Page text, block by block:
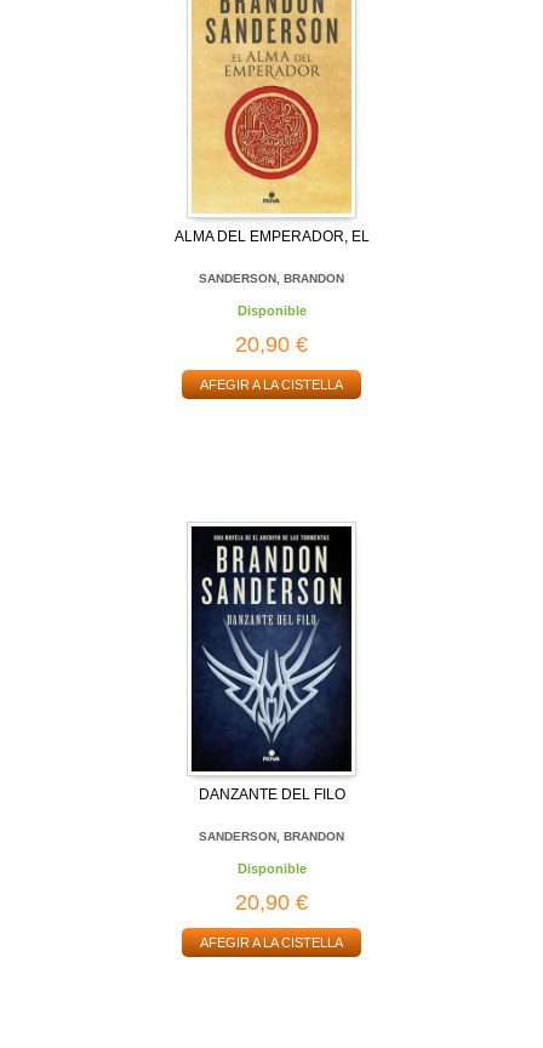
ALMA DEL EMPERADOR, EL
SANDERSON, BRANDON
Disponible
20,90 €
AFEGIR A LA CISTELLA
DANZANTE DEL FILO
SANDERSON, BRANDON
Disponible
20,90 €
AFEGIR A LA CISTELLA